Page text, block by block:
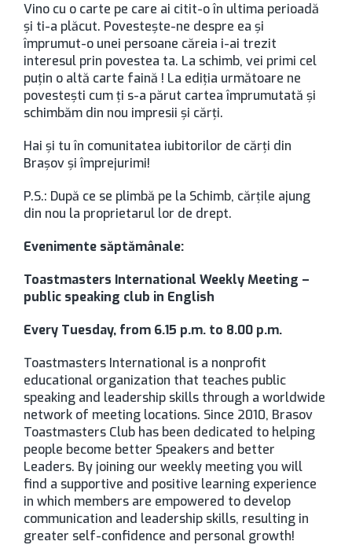
Vino cu o carte pe care ai citit-o în ultima perioadă
și ti-a plăcut. Povestește-ne despre ea și
împrumut-o unei persoane căreia i-ai trezit
interesul prin povestea ta. La schimb, vei primi cel
puțin o altă carte faină ! La ediția următoare ne
povestești cum ți s-a părut cartea împrumutată și
schimbăm din nou impresii și cărți.
Hai și tu în comunitatea iubitorilor de cărți din
Brașov și împrejurimi!
P.S.: După ce se plimbă pe la Schimb, cărțile ajung
din nou la proprietarul lor de drept.
Evenimente săptămânale:
Toastmasters International Weekly Meeting –
public speaking club in English
Every Tuesday, from 6.15 p.m. to 8.00 p.m.
Toastmasters International is a nonprofit
educational organization that teaches public
speaking and leadership skills through a worldwide
network of meeting locations. Since 2010, Brasov
Toastmasters Club has been dedicated to helping
people become better Speakers and better
Leaders. By joining our weekly meeting you will
find a supportive and positive learning experience
in which members are empowered to develop
communication and leadership skills, resulting in
greater self-confidence and personal growth!